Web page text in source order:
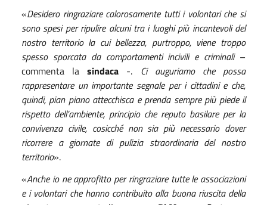
«Desidero ringraziare calorosamente tutti i volontari che si
sono spesi per ripulire alcuni tra i luoghi più incantevoli del
nostro territorio la cui bellezza, purtroppo, viene troppo
spesso sporcata da comportamenti incivili e criminali –
commenta lasindaca -. Ci auguriamo che possa
rappresentare un importante segnale per i cittadini e che,
quindi, pian piano attecchisca e prenda sempre più piede il
rispetto dell’ambiente, principio che reputo basilare per la
convivenza civile, cosicché non sia più necessario dover
ricorrere a giornate di pulizia straordinaria del nostro
territorio».
«Anche io ne approfitto per ringraziare tutte le associazioni
e i volontari che hanno contribuito alla buona riuscita della